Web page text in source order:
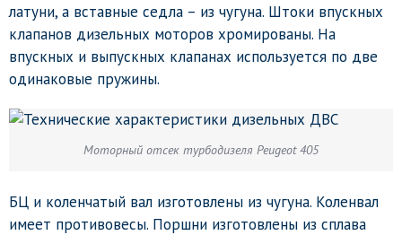
латуни, а вставные седла – из чугуна. Штоки впускных
клапанов дизельных моторов хромированы. На
впускных и выпускных клапанах используется по две
одинаковые пружины.
Моторный отсек турбодизеля Peugeot 405
БЦ и коленчатый вал изготовлены из чугуна. Коленвал
имеет противовесы. Поршни изготовлены из сплава